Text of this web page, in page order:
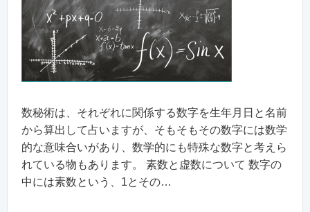
数秘術は、それぞれに関係する数字を生年月日と名前
から算出して占いますが、そもそもその数字には数学
的な意味合いがあり、数学的にも特殊な数字と考えら
れている物もあります。 素数と虚数について 数字の
中には素数という、1とその…